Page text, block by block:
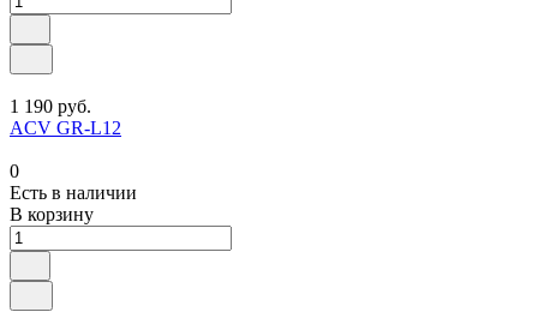
1 190 руб.
ACV GR-L12
0
Есть в наличии
В корзину